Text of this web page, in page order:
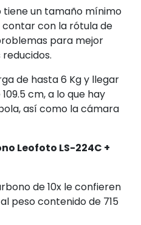
tiene un tamaño mínimo
contar con la rótula de
para mejor
de hasta 6 Kg y llegar
cm, a lo que hay
así como la cámara
Leofoto LS-224C +
de 10x le confieren
peso contenido de 715